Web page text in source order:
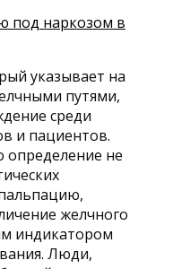
под наркозом в
указывает на
путями,
среди
и пациентов.
определение не
желчного
индикатором
Люди,